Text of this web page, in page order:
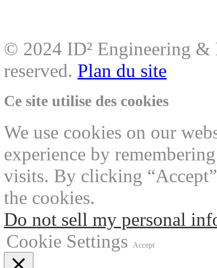
© 2024 ID² Engineering
reserved. Plan du site
Ce site utilise des cookies
We use cookies on our
experience by
visits. By clicking
the cookies.
Do not sell my personal
Cookie Settings
Accept